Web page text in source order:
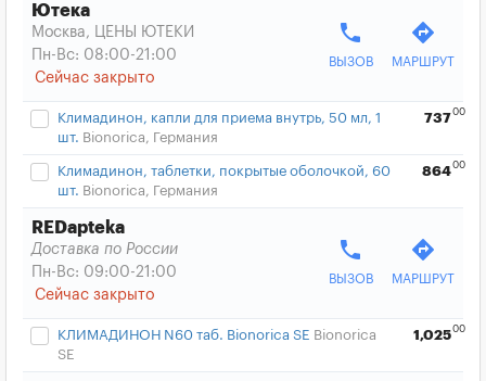
Ютека
Москва, ЦЕНЫ ЮТЕКИ
Пн-Вс: 08:00-21:00
Сейчас закрыто
phone
ВЫЗОВ
directions
МАРШРУТ
Климадинон, капли для приема внутрь, 50 мл, 1
шт. Bionorica, Германия
73700
Климадинон, таблетки, покрытые оболочкой, 60
шт. Bionorica, Германия
86400
REDapteka
Доставка по России
Пн-Вс: 09:00-21:00
Сейчас закрыто
phone
ВЫЗОВ
directions
МАРШРУТ
КЛИМАДИНОН N60 таб. Bionorica SE Bionorica
SE
1,02500